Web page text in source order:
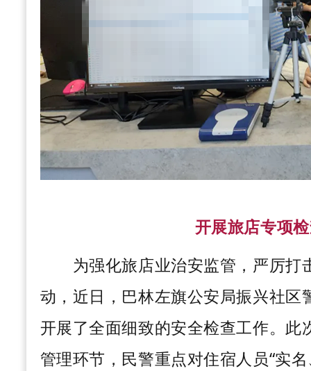
开展旅店专项
为强化旅店业治安监管，严厉打
动，近日，巴林左旗公安局振兴社区
开展了全面细致的安全检查工作。此
管理环节，民警重点对住宿人员“实